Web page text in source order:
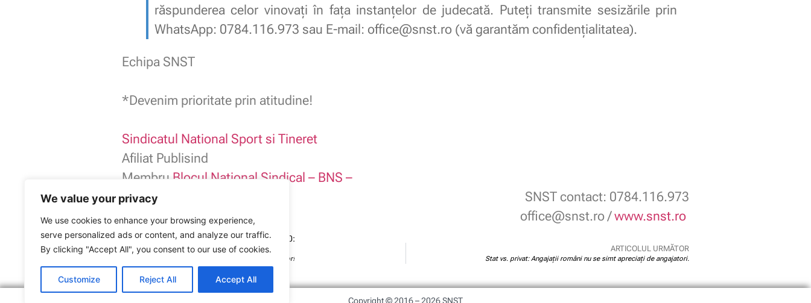
We value your privacy
We use cookies to enhance your browsing experience,
serve personalized ads or content, and analyze our traffic.
By clicking "Accept All", you consent to our use of cookies.
Customize Reject All Accept All
răspunderea celor vinovați în fața instanțelor de judecată. Puteți transmite sesizările prin
WhatsApp: 0784.116.973 sau E-mail: office@snst.ro (vă garantăm confidențialitatea).
Echipa SNST
*Devenim prioritate prin atitudine!
Sindicatul National Sport si Tineret
Afiliat Publisind
Membru Blocul National Sindical – BNS –
SNST contact: 0784.116.973
office@snst.ro /www.snst.ro
Sindicatul Național Sport și Tineret: Update 2.0:
ARTICOLUL ANTERIOR
La DJS Galați se încalcă grosolan drepturile salariaților!
ARTICOLUL URMĂTOR
Stat vs. privat: Angajații români nu se simt apreciați de angajatori.
Copyright © 2016 – 2026 SNST